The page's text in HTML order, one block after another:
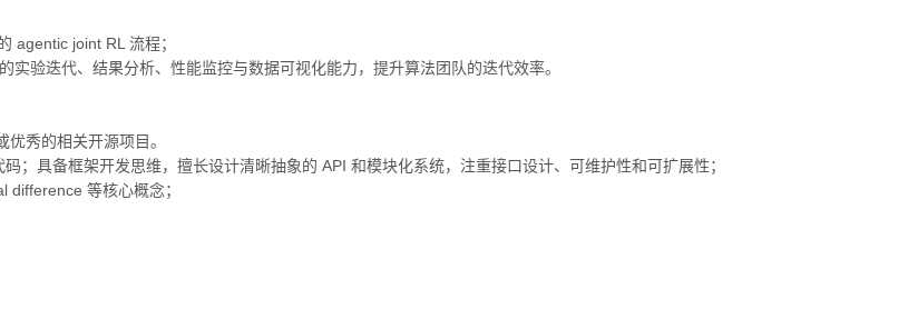
agentic joint RL 流程；
验迭代、结果分析、性能监控与数据可视化能力，提升算法团队的迭代效率。
秀的相关开源项目。
具备框架开发思维，擅长设计清晰抽象的 API 和模块化系统，注重接口设计、可维护性和可扩展性；
等核心概念；